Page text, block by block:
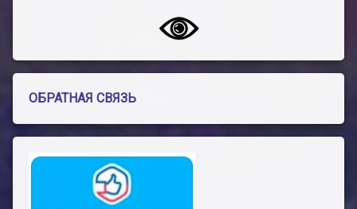
ОБРАТНАЯ СВЯЗЬ